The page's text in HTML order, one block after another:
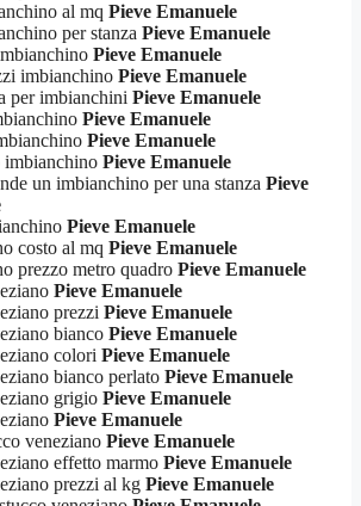
al mq Pieve Emanuele
per stanza Pieve Emanuele
Pieve Emanuele
imbianchino Pieve Emanuele
per imbianchini Pieve Emanuele
Pieve Emanuele
Pieve Emanuele
imbianchino Pieve Emanuele
un imbianchino per una stanza Pieve
Pieve Emanuele
costo al mq Pieve Emanuele
prezzo metro quadro Pieve Emanuele
Pieve Emanuele
prezzi Pieve Emanuele
bianco Pieve Emanuele
colori Pieve Emanuele
bianco perlato Pieve Emanuele
grigio Pieve Emanuele
Pieve Emanuele
veneziano Pieve Emanuele
effetto marmo Pieve Emanuele
prezzi al kg Pieve Emanuele